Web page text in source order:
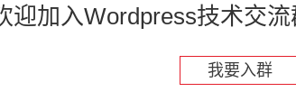
迎加入Wordpress技术交流
我要入群